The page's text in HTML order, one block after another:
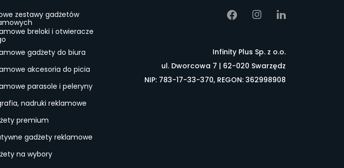
zestawy gadżetów
breloki i otwieracze
gadżety do biura
akcesoria do picia
parasole i peleryny
nadruki reklamowe
premium
gadżety reklamowe
na wybory
Infinity Plus Sp. z o.o.
ul. Dworcowa 7 | 62-020 Swarzędz
NIP: 783-17-33-370, REGON: 362998908